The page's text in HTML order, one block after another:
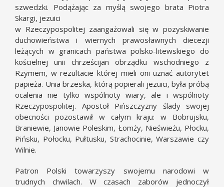
szwedzki. Podążając za myślą swojego brata Piotra
Skargi, jezuici
w Rzeczypospolitej zaangażowali się w pozyskiwanie
duchowieństwa i wiernych prawosławnych diecezji
leżących w granicach państwa polsko-litewskiego do
kościelnej unii chrześcijan obrządku wschodniego z
Rzymem, w rezultacie której mieli oni uznać autorytet
papieża. Unia brzeska, którą popierali jezuici, była próbą
ocalenia nie tylko wspólnoty wiary, ale i wspólnoty
Rzeczypospolitej. Apostoł Pińszczyzny ślady swojej
obecności pozostawił w całym kraju: w Bobrujsku,
Braniewie, Janowie Poleskim, Łomży, Nieświeżu, Płocku,
Pińsku, Połocku, Pułtusku, Strachocinie, Warszawie czy
Wilnie.
Patron Polski towarzyszy swojemu narodowi w
trudnych chwilach. W czasach zaborów jednoczył